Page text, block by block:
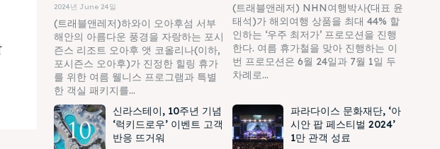
2024년 June 24일
(트래블앤레저)하와이 오아후섬 서부
해안의 아름다운 풍경을 자랑하는 포시
즌스 리조트 오아후 앳 코올리나(이하,
포시즌스 오아후)가 진정한 힐링 휴가
를 위한 여름 웰니스 프로그램과 특별
한 객실 패키지를...
(트래블앤레저) NHN여행박사(대표 윤
태석)가 해외여행 상품을 최대 44% 할
인하는 ‘우주 최저가’ 프로모션을 진행
한다. 여름 휴가철을 맞아 진행하는 이
번 프로모션은 6월 24일과 7월 1일 두
차례로...
신라스테이, 10주년 기념
‘럭키드로우’ 이벤트 고객
반응 뜨거워
파라다이스 문화재단, ‘아
시안 팝 페스티벌 2024’
1만 관객 성료